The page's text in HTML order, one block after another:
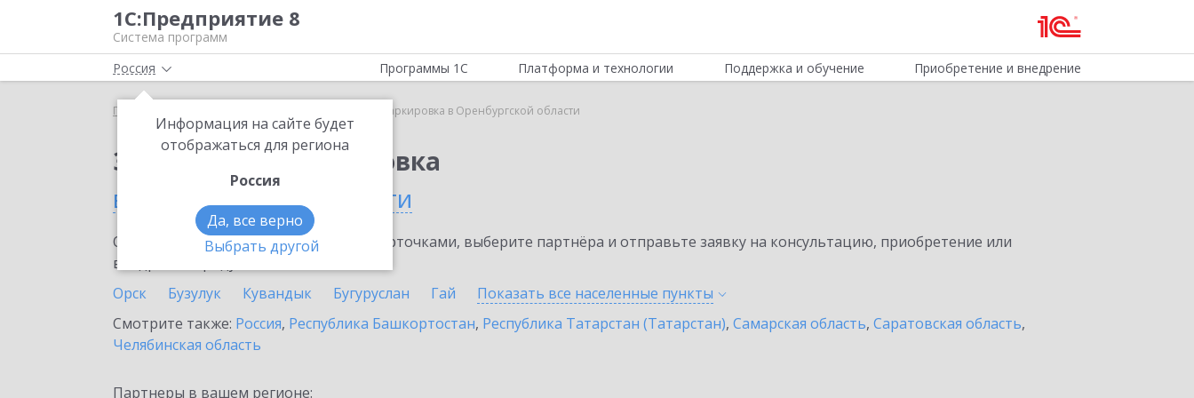
1С:Предприятие 8
Система программ
Россия
Информация на сайте будет
отображаться для региона
Россия
Да, все верно
Выбрать другой
Программы 1С Платформа и технологии Поддержка и обучение Приобретение и внедрение
Главная 1С:Маркировка в Оренбургской области
Заказать 1С:Маркировка
в Оренбургской области
Ознакомьтесь с информационными карточками, выберите партнёра и отправьте заявку на консультацию, приобретение или
внедрение продукта.
Орск
Бузулук Кувандык Бугуруслан Гай Показать все населенные пункты
Смотрите также: Россия, Республика Башкортостан, Республика Татарстан (Татарстан), Самарская область, Саратовская область,
Челябинская область
Партнеры в вашем регионе: